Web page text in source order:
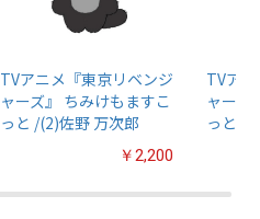
TVアニメ『東京リベンジ
ャーズ』 ちみけもますこ
っと /(2)佐野 万次郎
￥2,200
TVア
ャーズ
っと /